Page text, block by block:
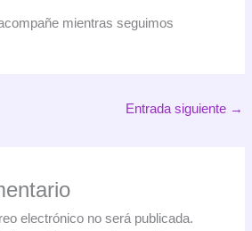
mientras seguimos
Entrada siguiente →
electrónico no será publicada.